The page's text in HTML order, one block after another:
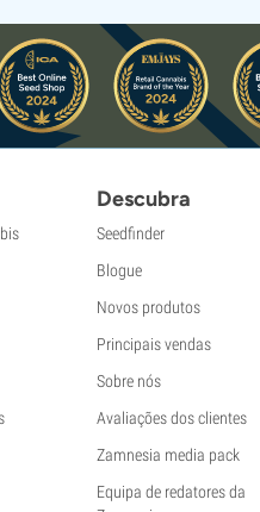
Descubra
Seedfinder
Blogue
Novos produtos
Principais vendas
Sobre nós
Avaliações dos clientes
Zamnesia media pack
Equipa de redatores da